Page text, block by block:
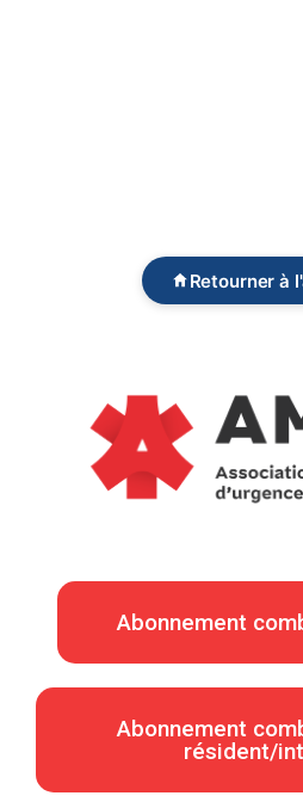
Retourner à
Abonnement
Abonnement
résident/